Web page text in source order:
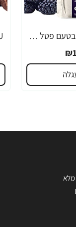
GU גו ג'ל אנרגיה בטעם פטל שחור 32 גרם - 24 יחידות
מלא